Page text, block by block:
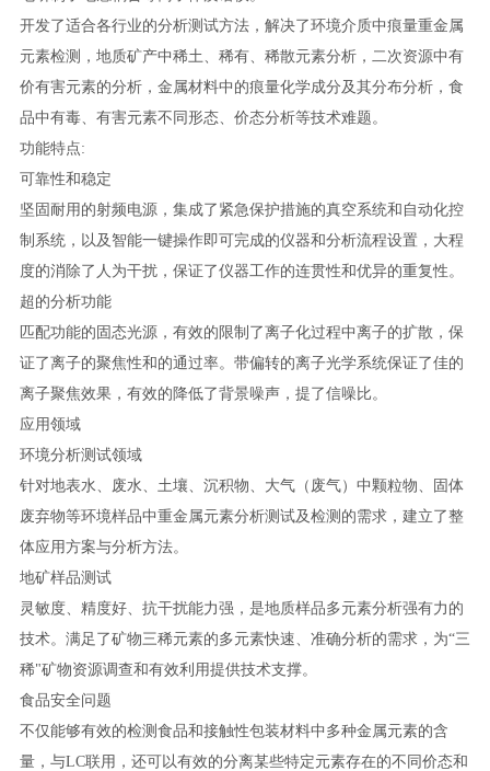
开发了适合各行业的分析测试方法，解决了环境介质中痕量重金属
元素检测，地质矿产中稀土、稀有、稀散元素分析，二次资源中有
价有害元素的分析，金属材料中的痕量化学成分及其分布分析，食
品中有毒、有害元素不同形态、价态分析等技术难题。
功能特点:
可靠性和稳定
坚固耐用的射频电源，集成了紧急保护措施的真空系统和自动化控
制系统，以及智能一键操作即可完成的仪器和分析流程设置，大程
度的消除了人为干扰，保证了仪器工作的连贯性和优异的重复性。
超的分析功能
匹配功能的固态光源，有效的限制了离子化过程中离子的扩散，保
证了离子的聚焦性和的通过率。带偏转的离子光学系统保证了佳的
离子聚焦效果，有效的降低了背景噪声，提了信噪比。
应用领域
环境分析测试领域
针对地表水、废水、土壤、沉积物、大气（废气）中颗粒物、固体
废弃物等环境样品中重金属元素分析测试及检测的需求，建立了整
体应用方案与分析方法。
地矿样品测试
灵敏度、精度好、抗干扰能力强，是地质样品多元素分析强有力的
技术。满足了矿物三稀元素的多元素快速、准确分析的需求，为“三
稀"矿物资源调查和有效利用提供技术支撑。
食品安全问题
不仅能够有效的检测食品和接触性包装材料中多种金属元素的含
量，与LC联用，还可以有效的分离某些特定元素存在的不同价态和